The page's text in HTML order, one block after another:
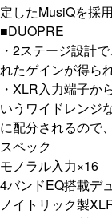
定したMusiQを採用
■DUOPRE
・2ステージ設計
れたゲインが得ら
・XLR入力端子か
いうワイドレンジ
に配分されるので
スペック
モノラル入力×16
4バンドEQ搭載デ
ノイトリック製